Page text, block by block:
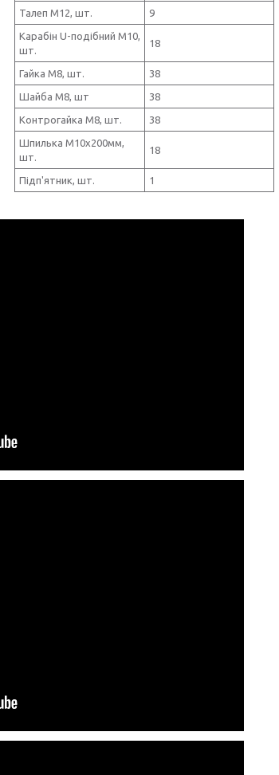
Талеп М12, шт. 9
Карабін U-подібний М10,
шт.
18
Гайка М8, шт. 38
Шайба М8, шт 38
Контрогайка М8, шт. 38
Шпилька М10х200мм,
шт.
18
Підп'ятник, шт. 1